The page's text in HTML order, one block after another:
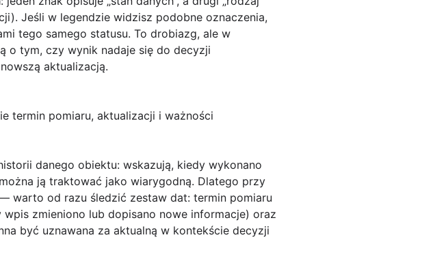
Jeśli w legendzie widzisz podobne oznaczenia,
tego samego statusu. To drobiazg, ale w
o tym, czy wynik nadaje się do decyzji
aktualizacją.
termin pomiaru, aktualizacji i ważności
danego obiektu: wskazują, kiedy wykonano
ją traktować jako wiarygodną. Dlatego przy
warto od razu śledzić zestaw dat: termin pomiaru
wpis zmieniono lub dopisano nowe informacje) oraz
być uznawana za aktualną w kontekście decyzji